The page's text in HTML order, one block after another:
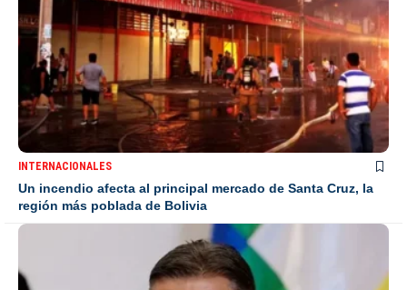
INTERNACIONALES
Un incendio afecta al principal mercado de Santa Cruz, la
región más poblada de Bolivia